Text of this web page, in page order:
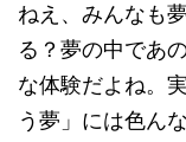
ねえ、みんなも
る？夢の中であ
な体験だよね。
う夢」には色ん